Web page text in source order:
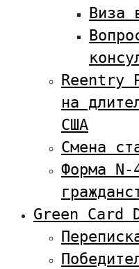
Виза
Reentry
на
США
Смена
Форма
Green Card